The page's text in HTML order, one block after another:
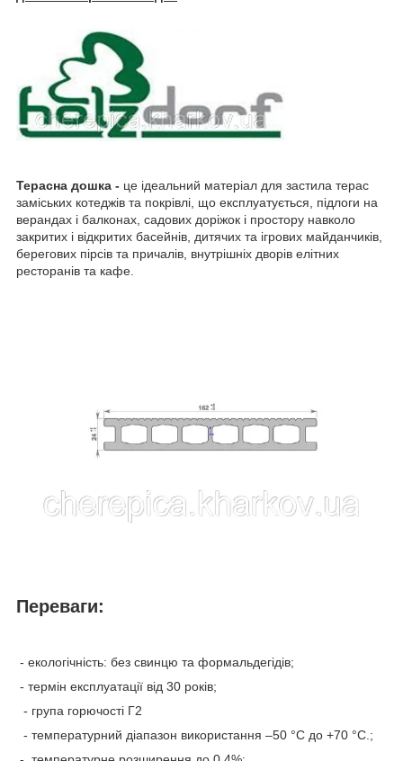
Терасна дошка - це ідеальний матеріал для застила терас
заміських котеджів та покрівлі, що експлуатується, підлоги на
верандах і балконах, садових доріжок і простору навколо
закритих і відкритих басейнів, дитячих та ігрових майданчиків,
берегових пірсів та причалів, внутрішніх дворів елітних
ресторанів та кафе.
Переваги:
- екологічність: без свинцю та формальдегідів;
- термін експлуатації від 30 років;
- група горючості Г2
- температурний діапазон використання –50 °С до +70 °С.;